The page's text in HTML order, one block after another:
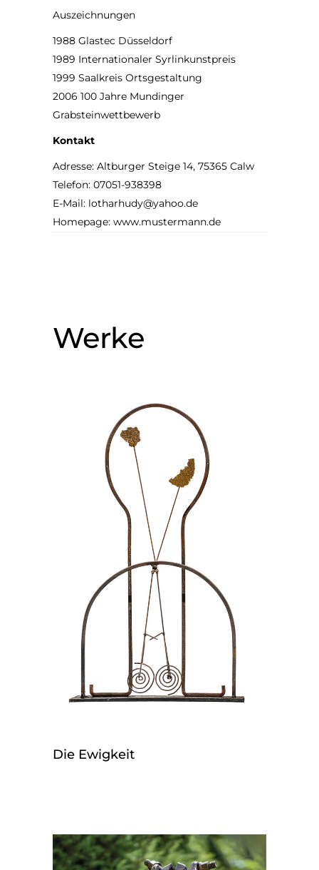
Auszeichnungen
1988 Glastec Düsseldorf
1989 Internationaler Syrlinkunstpreis
1999 Saalkreis Ortsgestaltung
2006 100 Jahre Mundinger
Grabsteinwettbewerb
Kontakt
Adresse: Altburger Steige 14, 75365 Calw
Telefon: 07051-938398
E-Mail: lotharhudy@yahoo.de
Homepage: www.mustermann.de
Werke
Die Ewigkeit